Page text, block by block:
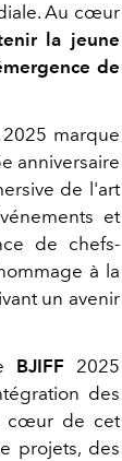
Au cœur
la jeune
de
marque
anniversaire
de l'art
et
de chefs-
à la
un avenir
BJIFF 2025
des
cœur de cet
projets, des